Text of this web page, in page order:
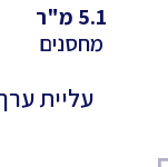
5.1 מ"ר
מחסנים
עליית